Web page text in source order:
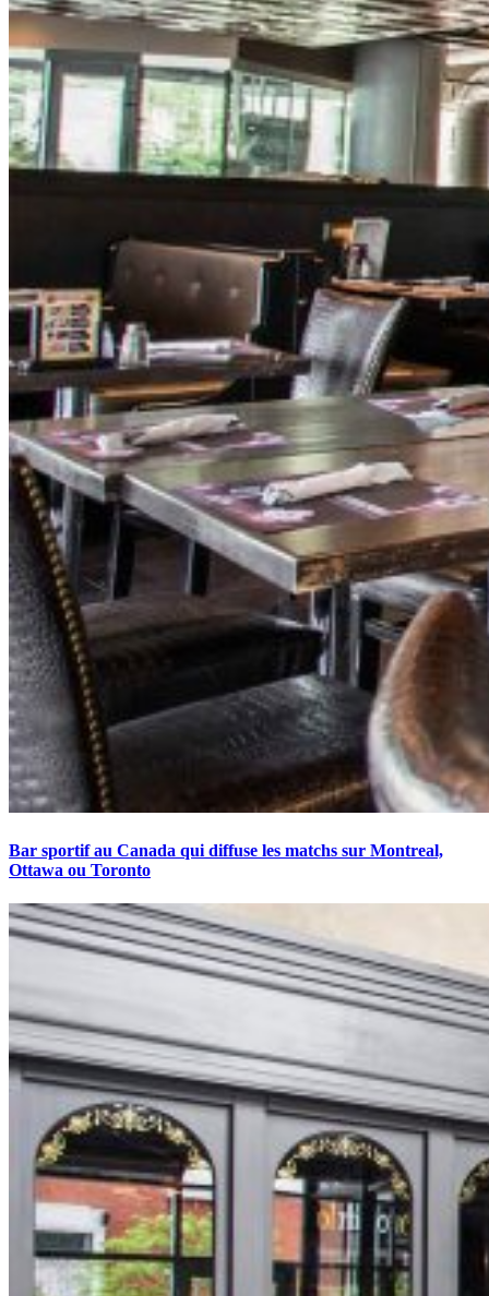
Bar sportif au Canada qui diffuse les matchs sur Montreal,
Ottawa ou Toronto